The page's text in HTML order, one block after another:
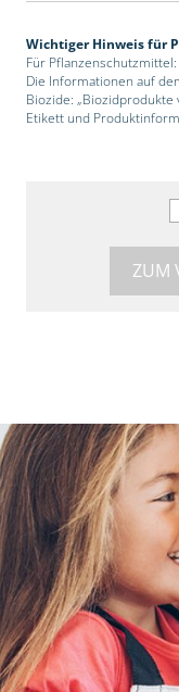
Wichtiger Hinweis für
Für
Die Informationen auf
Biozide:
Etikett und
ZUM